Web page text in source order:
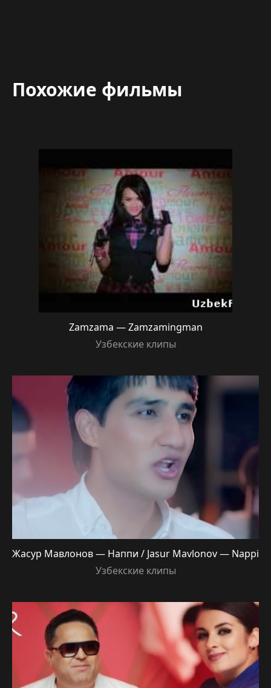
Похожие фильмы
Zamzama — Zamzamingman
Узбекские клипы
Жасур Мавлонов — Наппи / Jasur Mavlonov — Nappi
Узбекские клипы